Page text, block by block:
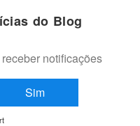
e do Vale do São
do Blog
notificações
Sim